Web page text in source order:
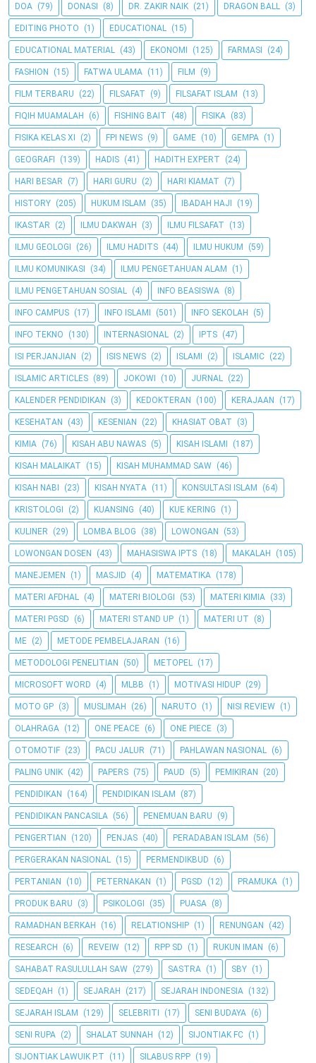
DOA (79) DONASI (8) DR. ZAKIR NAIK (21) DRAGON BALL (3)
EDITING PHOTO (1) EDUCATIONAL (15)
EDUCATIONAL MATERIAL (43) EKONOMI (125) FARMASI (24)
FASHION (15) FATWA ULAMA (11) FILM (9)
FILM TERBARU (22) FILSAFAT (9) FILSAFAT ISLAM (13)
FIQIH MUAMALAH (6) FISHING BAIT (48) FISIKA (83)
FISIKA KELAS XI (2) FPI NEWS (9) GAME (10) GEMPA (1)
GEOGRAFI (139) HADIS (41) HADITH EXPERT (24)
HARI BESAR (7) HARI GURU (2) HARI KIAMAT (7)
HISTORY (205) HUKUM ISLAM (35) IBADAH HAJI (19)
IKASTAR (2) ILMU DAKWAH (3) ILMU FILSAFAT (13)
ILMU GEOLOGI (26) ILMU HADITS (44) ILMU HUKUM (59)
ILMU KOMUNIKASI (34) ILMU PENGETAHUAN ALAM (1)
ILMU PENGETAHUAN SOSIAL (4) INFO BEASISWA (8)
INFO CAMPUS (17) INFO ISLAMI (501) INFO SEKOLAH (5)
INFO TEKNO (130) INTERNASIONAL (2) IPTS (47)
ISI PERJANJIAN (2) ISIS NEWS (2) ISLAMI (2) ISLAMIC (22)
ISLAMIC ARTICLES (89) JOKOWI (10) JURNAL (22)
KALENDER PENDIDIKAN (3) KEDOKTERAN (100) KERAJAAN (17)
KESEHATAN (43) KESENIAN (22) KHASIAT OBAT (3)
KIMIA (76) KISAH ABU NAWAS (5) KISAH ISLAMI (187)
KISAH MALAIKAT (15) KISAH MUHAMMAD SAW (46)
KISAH NABI (23) KISAH NYATA (11) KONSULTASI ISLAM (64)
KRISTOLOGI (2) KUANSING (40) KUE KERING (1)
KULINER (29) LOMBA BLOG (38) LOWONGAN (53)
LOWONGAN DOSEN (43) MAHASISWA IPTS (18) MAKALAH (105)
MANEJEMEN (1) MASJID (4) MATEMATIKA (178)
MATERI AFDHAL (4) MATERI BIOLOGI (53) MATERI KIMIA (33)
MATERI PGSD (6) MATERI STAND UP (1) MATERI UT (8)
ME (2) METODE PEMBELAJARAN (16)
METODOLOGI PENELITIAN (50) METOPEL (17)
MICROSOFT WORD (4) MLBB (1) MOTIVASI HIDUP (29)
MOTO GP (3) MUSLIMAH (26) NARUTO (1) NISI REVIEW (1)
OLAHRAGA (12) ONE PEACE (6) ONE PIECE (3)
OTOMOTIF (23) PACU JALUR (71) PAHLAWAN NASIONAL (6)
PALING UNIK (42) PAPERS (75) PAUD (5) PEMIKIRAN (20)
PENDIDIKAN (164) PENDIDIKAN ISLAM (87)
PENDIDIKAN PANCASILA (56) PENEMUAN BARU (9)
PENGERTIAN (120) PENJAS (40) PERADABAN ISLAM (56)
PERGERAKAN NASIONAL (15) PERMENDIKBUD (6)
PERTANIAN (10) PETERNAKAN (1) PGSD (12) PRAMUKA (1)
PRODUK BARU (3) PSIKOLOGI (35) PUASA (8)
RAMADHAN BERKAH (16) RELATIONSHIP (1) RENUNGAN (42)
RESEARCH (6) REVEIW (12) RPP SD (1) RUKUN IMAN (6)
SAHABAT RASULULLAH SAW (279) SASTRA (1) SBY (1)
SEDEQAH (1) SEJARAH (217) SEJARAH INDONESIA (132)
SEJARAH ISLAM (129) SELEBRITI (17) SENI BUDAYA (6)
SENI RUPA (2) SHALAT SUNNAH (12) SIJONTIAK FC (1)
SIJONTIAK LAWUIK P.T (11) SILABUS RPP (19)